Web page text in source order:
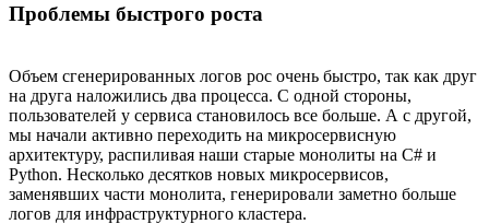
Проблемы быстрого роста
Объем сгенерированных логов рос очень быстро, так как друг
на друга наложились два процесса. С одной стороны,
пользователей у сервиса становилось все больше. А с другой,
мы начали активно переходить на микросервисную
архитектуру, распиливая наши старые монолиты на C# и
Python. Несколько десятков новых микросервисов,
заменявших части монолита, генерировали заметно больше
логов для инфраструктурного кластера.